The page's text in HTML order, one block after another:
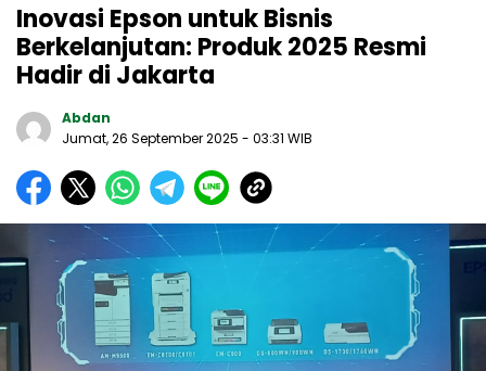
Inovasi Epson untuk Bisnis
Berkelanjutan: Produk 2025 Resmi
Hadir di Jakarta
Abdan
Jumat, 26 September 2025 - 03:31 WIB